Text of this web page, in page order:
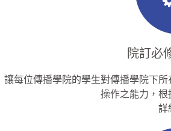
院訂必
讓每位傳播學院的學生對傳播學院下
操作之能力，
詳